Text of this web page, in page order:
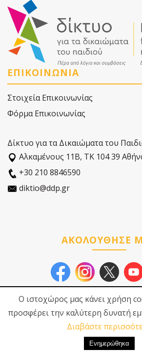
ΕΠΙΚΟΙΝΩΝΙΑ
Στοιχεία Επικοινωνίας
Φόρμα Επικοινωνίας
Δίκτυο για τα Δικαιώματα του
Αλκαµένους 11Β, ΤΚ 104 39
+30 210 8846590
diktio@ddp.gr
ΑΚΟΛΟΥΘΗΣΕ
Δίκτυο για τα
Δικαιώματα του Παιδιού
Ο ιστοχώρος μας κάνει χρήση
προσφέρει την καλύτερη δυνατή
Διαβάστε